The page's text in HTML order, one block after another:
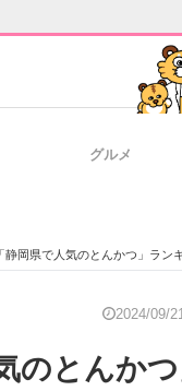
グルメ
静岡県で人気のとんかつ」ランキング
2024/09/
のとんか